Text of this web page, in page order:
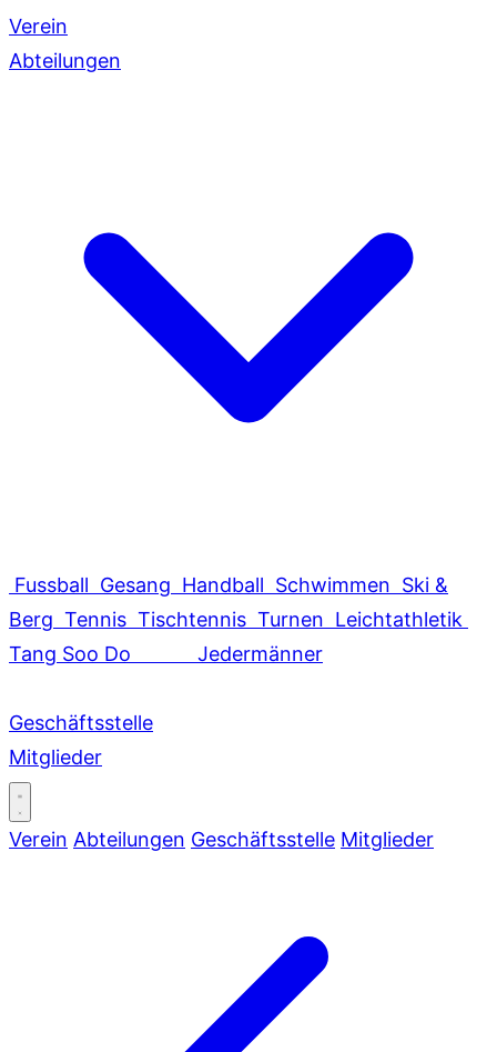
Verein
Abteilungen
Fussball Gesang Handball Schwimmen Ski &
Berg Tennis Tischtennis Turnen Leichtathletik
Tang Soo Do
Jedermänner
Geschäftsstelle
Mitglieder
Verein Abteilungen Geschäftsstelle Mitglieder